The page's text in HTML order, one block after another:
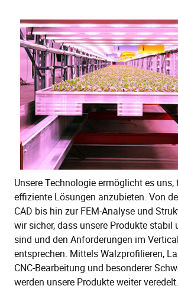
Unsere Technologie ermöglicht es uns,
effiziente Lösungen anzubieten. Von
CAD bis hin zur FEM-Analyse und
wir sicher, dass unsere Produkte stabil
sind und den Anforderungen im
entsprechen. Mittels Walzprofilieren,
CNC-Bearbeitung und besonderer
werden unsere Produkte weiter veredelt.